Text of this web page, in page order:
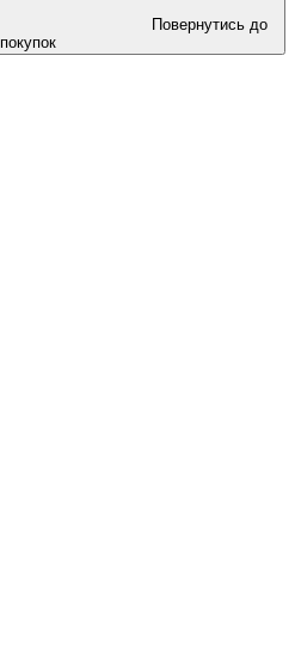
Повернутись до
покупок